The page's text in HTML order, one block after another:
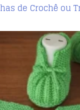
de Crochê ou